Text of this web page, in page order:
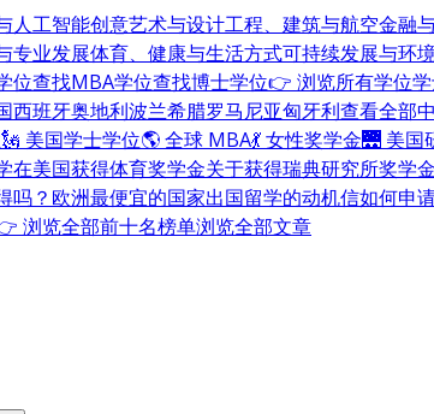
人工智能创意艺术与设计工程、建筑与航空金融
专业发展体育、健康与生活方式可持续发展与环
位查找MBA学位查找博士学位👉 浏览所有学位
西班牙奥地利波兰希腊罗马尼亚匈牙利查看全部
🗽 美国学士学位🌎 全球 MBA💃 女性奖学金🌉 美国
在美国获得体育奖学金关于获得瑞典研究所奖学
吗？ 欧洲最便宜的国家出国留学的动机信如何申
浏览全部前十名榜单浏览全部文章